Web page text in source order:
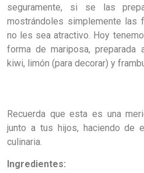
seguramente, si se las
mostrándoles simplemente las
no les sea atractivo. Hoy
forma de mariposa, preparada
kiwi, limón (para decorar) y
Recuerda que esta es una
junto a tus hijos, haciendo de
culinaria.
Ingredientes: